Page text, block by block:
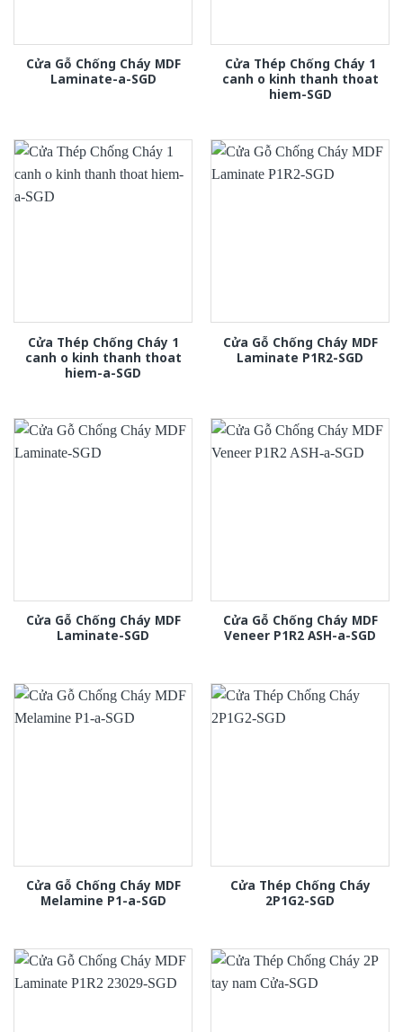
Cửa Gỗ Chống Cháy MDF
Laminate-a-SGD
Cửa Thép Chống Cháy 1
canh o kinh thanh thoat
hiem-SGD
Cửa Thép Chống Cháy 1
canh o kinh thanh thoat
hiem-a-SGD
Cửa Gỗ Chống Cháy MDF
Laminate P1R2-SGD
Cửa Gỗ Chống Cháy MDF
Laminate-SGD
Cửa Gỗ Chống Cháy MDF
Veneer P1R2 ASH-a-SGD
Cửa Gỗ Chống Cháy MDF
Melamine P1-a-SGD
Cửa Thép Chống Cháy
2P1G2-SGD